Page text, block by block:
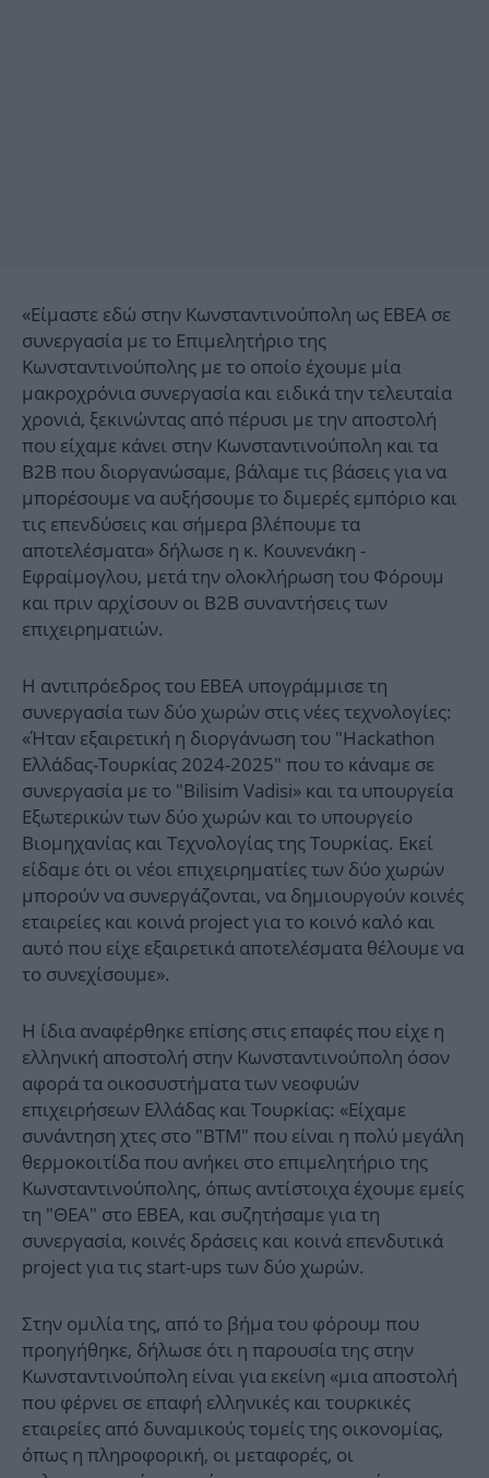
«Είμαστε εδώ στην Κωνσταντινούπολη ως ΕΒEΑ σε
συνεργασία με το Επιμελητήριο της
Κωνσταντινούπολης με το οποίο έχουμε μία
μακροχρόνια συνεργασία και ειδικά την τελευταία
χρονιά, ξεκινώντας από πέρυσι με την αποστολή
που είχαμε κάνει στην Κωνσταντινούπολη και τα
B2B που διοργανώσαμε, βάλαμε τις βάσεις για να
μπορέσουμε να αυξήσουμε το διμερές εμπόριο και
τις επενδύσεις και σήμερα βλέπουμε τα
αποτελέσματα» δήλωσε η κ. Κουνενάκη -
Εφραίμογλου, μετά την ολοκλήρωση του Φόρουμ
και πριν αρχίσουν οι Β2Β συναντήσεις των
επιχειρηματιών.
Η αντιπρόεδρος του ΕΒΕΑ υπογράμμισε τη
συνεργασία των δύο χωρών στις νέες τεχνολογίες:
«Ήταν εξαιρετική η διοργάνωση του "Hackathon
Ελλάδας-Τουρκίας 2024-2025" που το κάναμε σε
συνεργασία με το "Bilisim Vadisi» και τα υπουργεία
Εξωτερικών των δύο χωρών και το υπουργείο
Βιομηχανίας και Τεχνολογίας της Τουρκίας. Εκεί
είδαμε ότι οι νέοι επιχειρηματίες των δύο χωρών
μπορούν να συνεργάζονται, να δημιουργούν κοινές
εταιρείες και κοινά project για το κοινό καλό και
αυτό που είχε εξαιρετικά αποτελέσματα θέλουμε να
το συνεχίσουμε».
Η ίδια αναφέρθηκε επίσης στις επαφές που είχε η
ελληνική αποστολή στην Κωνσταντινούπολη όσον
αφορά τα οικοσυστήματα των νεοφυών
επιχειρήσεων Ελλάδας και Τουρκίας: «Είχαμε
συνάντηση χτες στο "BTM" που είναι η πολύ μεγάλη
θερμοκοιτίδα που ανήκει στο επιμελητήριο της
Κωνσταντινούπολης, όπως αντίστοιχα έχουμε εμείς
τη "ΘΕΑ" στο ΕΒΕΑ, και συζητήσαμε για τη
συνεργασία, κοινές δράσεις και κοινά επενδυτικά
project για τις start-ups των δύο χωρών.
Στην ομιλία της, από το βήμα του φόρουμ που
προηγήθηκε, δήλωσε ότι η παρουσία της στην
Κωνσταντινούπολη είναι για εκείνη «μια αποστολή
που φέρνει σε επαφή ελληνικές και τουρκικές
εταιρείες από δυναμικούς τομείς της οικονομίας,
όπως η πληροφορική, οι μεταφορές, οι